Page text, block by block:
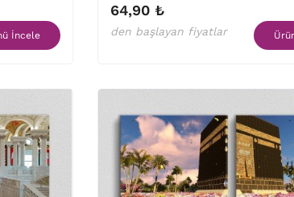
İncele
64,90 ₺
den başlayan fiyatlar